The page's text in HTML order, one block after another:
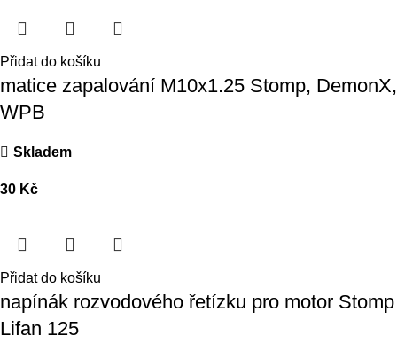
Přidat do košíku
matice zapalování M10x1.25 Stomp, DemonX,
WPB
Skladem
30 Kč
Přidat do košíku
napínák rozvodového řetízku pro motor Stomp
Lifan 125